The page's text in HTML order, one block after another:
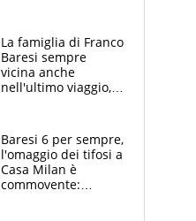
La famiglia di Franco
Baresi sempre
vicina anche
nell'ultimo viaggio,
circondati
dall'affetto dei tifosi
Baresi 6 per sempre,
l'omaggio dei tifosi a
Casa Milan è
commovente: